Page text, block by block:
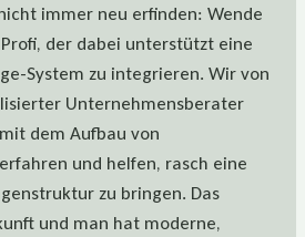
immer neu erfinden: Wende
der dabei unterstützt eine
System zu integrieren. Wir von
Unternehmensberater
dem Aufbau von
und helfen, rasch eine
zu bringen. Das
und man hat moderne,